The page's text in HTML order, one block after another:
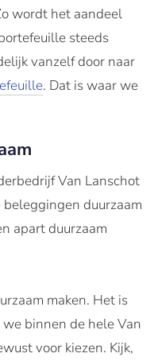
wordt het aandeel
steeds
vanzelf door naar
. Dat is waar we
Van Lanschot
duurzaam
apart duurzaam
maken. Het is
binnen de hele Van
voor kiezen. Kijk,